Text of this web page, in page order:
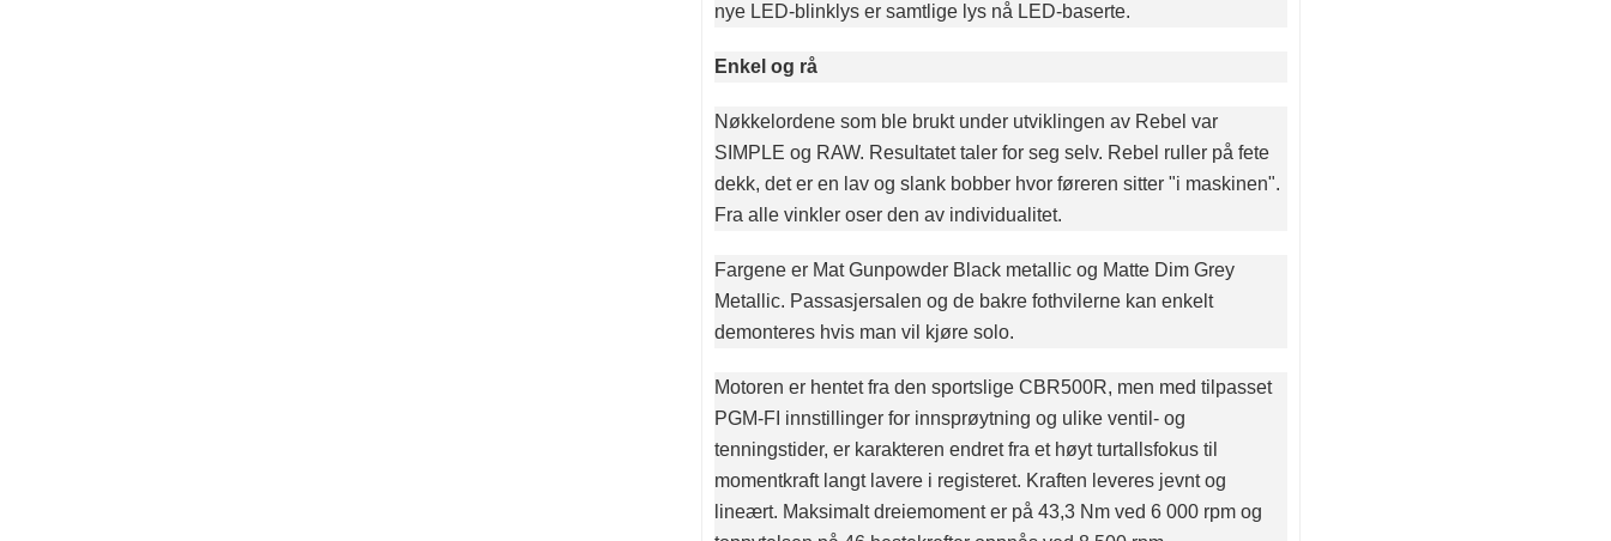
nye LED-blinklys er samtlige lys nå LED-baserte.
Enkel og rå
Nøkkelordene som ble brukt under utviklingen av Rebel var
SIMPLE og RAW. Resultatet taler for seg selv. Rebel ruller på fete
dekk, det er en lav og slank bobber hvor føreren sitter "i maskinen".
Fra alle vinkler oser den av individualitet.
Fargene er Mat Gunpowder Black metallic og Matte Dim Grey
Metallic. Passasjersalen og de bakre fothvilerne kan enkelt
demonteres hvis man vil kjøre solo.
Motoren er hentet fra den sportslige CBR500R, men med tilpasset
PGM-FI innstillinger for innsprøytning og ulike ventil- og
tenningstider, er karakteren endret fra et høyt turtallsfokus til
momentkraft langt lavere i registeret. Kraften leveres jevnt og
lineært. Maksimalt dreiemoment er på 43,3 Nm ved 6 000 rpm og